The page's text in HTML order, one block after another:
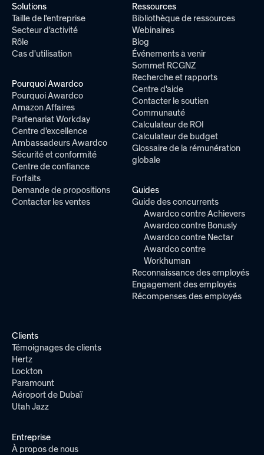
Solutions
Taille de l'entreprise
Secteur d'activité
Rôle
Cas d'utilisation
Pourquoi Awardco
Pourquoi Awardco
Amazon Affaires
Partenariat Workday
Centre d'excellence
Ambassadeurs Awardco
Sécurité et conformité
Centre de confiance
Forfaits
Demande de propositions
Contacter les ventes
Ressources
Bibliothèque de ressources
Webinaires
Blog
Événements à venir
Sommet RCGNZ
Recherche et rapports
Centre d'aide
Contacter le soutien
Communauté
Calculateur de ROI
Calculateur de budget
Glossaire de la rémunération
globale
Guides
Guide des concurrents
Awardco contre Achievers
Awardco contre Bonusly
Awardco contre Nectar
Awardco contre
Workhuman
Reconnaissance des employés
Engagement des employés
Récompenses des employés
Clients
Témoignages de clients
Hertz
Lockton
Paramount
Aéroport de Dubaï
Utah Jazz
Entreprise
À propos de nous